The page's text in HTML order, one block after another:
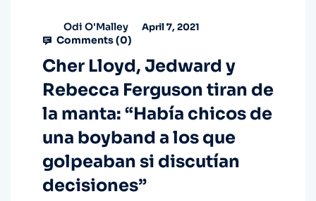
Odi O'Malley April 7, 2021
Comments (0)
Cher Lloyd, Jedward y
Rebecca Ferguson tiran de
la manta: “Había chicos de
una boyband a los que
golpeaban si discutían
decisiones”